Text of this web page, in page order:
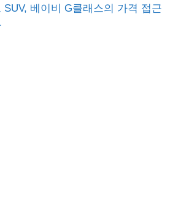
SUV, 베이비 G클래스의 가격 접근